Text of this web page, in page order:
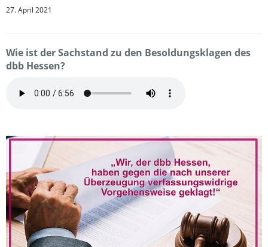
27. April 2021
Wie ist der Sachstand zu den Besoldungsklagen des
dbb Hessen?